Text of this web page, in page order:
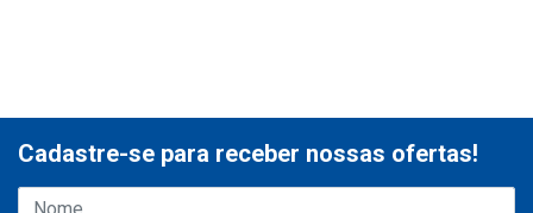
Cadastre-se para receber nossas ofertas!